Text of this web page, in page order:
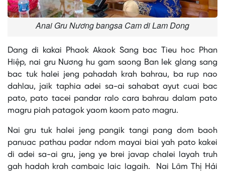
Anai Gru Nương bangsa Cam di Lam Dong
Dang di kakai Phaok Akaok Sang bac Tieu hoc Phan
Hiệp, nai gru Nương hu gam saong Ban Iek glang sang
bac tuk halei jeng pahadah krah bahrau, ba rup nao
dahlau, jaik taphia adei sa-ai sahabat ayut cuai bac
pato, pato tacei pandar ralo cara bahrau dalam pato
magru piah patagok yaom kaom pato magru.
Nai gru tuk halei jeng pangik tangi pang dom baoh
panuac pathau padar ndom mayai biai yah pato kakei
di adei sa-ai gru, jeng ye brei javap chalei layah truh
gah hadah krah cambaic laic lagaih. Nai Lâm Thị Hải